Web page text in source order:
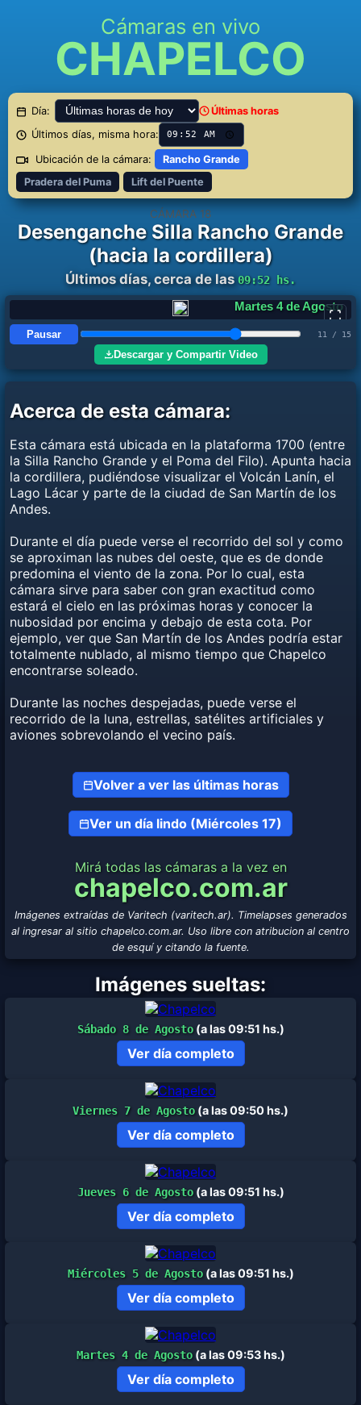
Cámaras en vivo
CHAPELCO
Día:
Últimas horas
Últimos días, misma hora:
Ubicación de la cámara:
Rancho Grande
Pradera del Puma
Lift del Puente
CÁMARA 18
Desenganche Silla Rancho Grande
(hacia la cordillera)
Últimos días, cerca de las09:52 hs.
Miércoles 5 de Agosto
Pausar 12 / 15
Descargar y Compartir Video
Acerca de esta cámara:
Esta cámara está ubicada en la plataforma 1700 (entre
la Silla Rancho Grande y el Poma del Filo). Apunta hacia
la cordillera, pudiéndose visualizar el Volcán Lanín, el
Lago Lácar y parte de la ciudad de San Martín de los
Andes.
Durante el día puede verse el recorrido del sol y como
se aproximan las nubes del oeste, que es de donde
predomina el viento de la zona. Por lo cual, esta
cámara sirve para saber con gran exactitud como
estará el cielo en las próximas horas y conocer la
nubosidad por encima y debajo de esta cota. Por
ejemplo, ver que San Martín de los Andes podría estar
totalmente nublado, al mismo tiempo que Chapelco
encontrarse soleado.
Durante las noches despejadas, puede verse el
recorrido de la luna, estrellas, satélites artificiales y
aviones sobrevolando el vecino país.
Volver a ver las últimas horas
Ver un día lindo (Miércoles 17)
Mirá todas las cámaras a la vez en
chapelco.com.ar
Imágenes extraídas de Varitech (varitech.ar). Timelapses generados
al ingresar al sitio chapelco.com.ar. Uso libre con atribucion al centro
de esquí y citando la fuente.
Imágenes sueltas:
Sábado 8 de Agosto(a las 09:51 hs.)
Ver día completo
Viernes 7 de Agosto (a las 09:50 hs.)
Ver día completo
Jueves 6 de Agosto(a las 09:51 hs.)
Ver día completo
Miércoles 5 de Agosto(a las 09:51 hs.)
Ver día completo
Martes 4 de Agosto(a las 09:53 hs.)
Ver día completo